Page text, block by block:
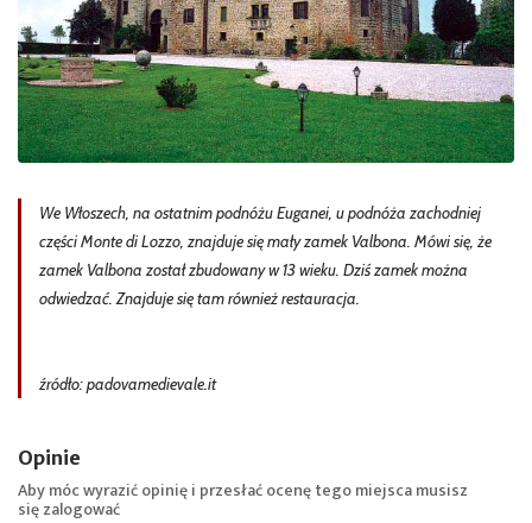
We Włoszech, na ostatnim podnóżu Euganei, u podnóża zachodniej
części Monte di Lozzo, znajduje się mały zamek Valbona. Mówi się, że
zamek Valbona został zbudowany w 13 wieku. Dziś zamek można
odwiedzać. Znajduje się tam również restauracja.
źródło: padovamedievale.it
Opinie
Aby móc wyrazić opinię i przesłać ocenę tego miejsca musisz
sięzalogować